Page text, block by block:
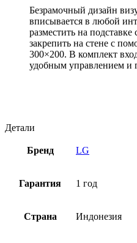
Безрамочный дизайн
вписывается в любой
разместить на
закрепить на стене с
300×200. В комплект
удобным управлением и
Детали
Бренд LG
Гарантия 1 год
Страна Индонезия